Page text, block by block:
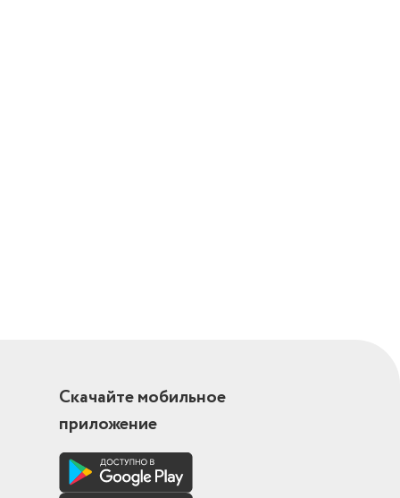
Скачайте мобильное
приложение